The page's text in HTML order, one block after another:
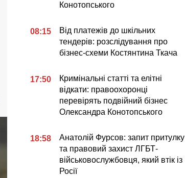
Конотопського
08:15
Від платежів до шкільних
тендерів: розслідування про
бізнес-схеми Костянтина Ткача
17:50
Кримінальні статті та елітні
відкати: правоохоронці
перевірять подвійний бізнес
Олександра Конотопського
18:58
Анатолій Фурсов: запит притулку
та правовий захист ЛГБТ-
військовослужбовця, який втік із
Росії